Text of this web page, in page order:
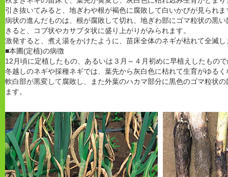
引き抜いてみると、地ぎわや根が褐色に腐敗して白いかびが見られま
病状の進んだものは、根が腐敗して切れ、地ぎわ部にゴマ粒状の黒
きると、コブ状やカサブタ状に盛り上がりがみられます。
激発すると、煮え湯をかけたように、苗床全体のネギが枯れて全滅し
■本圃(定植)の病徴
12月頃に定植したもの、あるいは３月～４月初めに早植えしたもの
冬越しのネギや採種ネギでは、葉先から灰白色に枯れて生育がゆる
軟白部が黒変して腐敗し、また外葉のハカマ部分に黒色のゴマ粒状
ます。